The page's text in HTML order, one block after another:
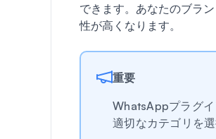
できます。あなたのブラ
性が高くなります。
重要
WhatsAppプラグ
適切なカテゴリを